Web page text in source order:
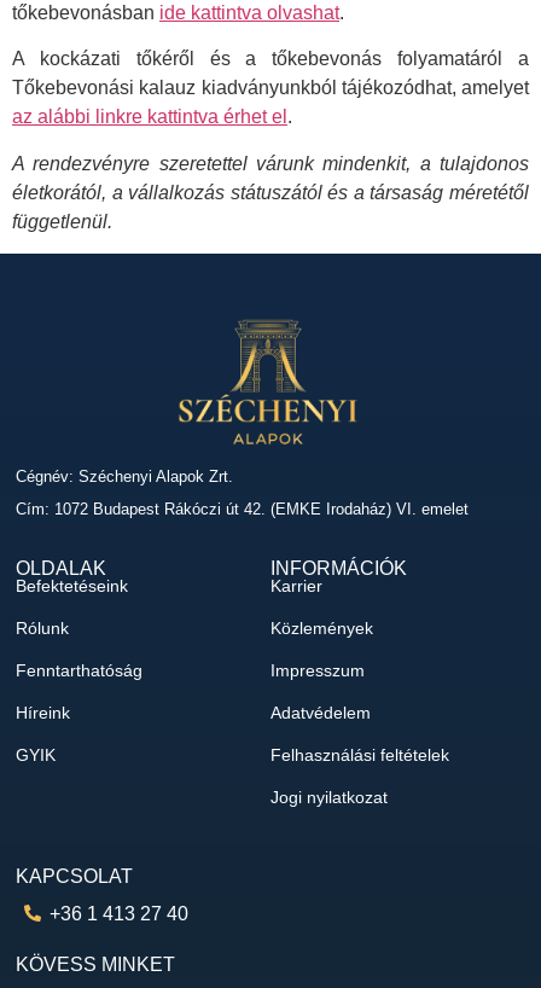
tőkebevonásban ide kattintva olvashat.
A kockázati tőkéről és a tőkebevonás folyamatáról a
Tőkebevonási kalauz kiadványunkból tájékozódhat, amelyet
az alábbi linkre kattintva érhet el .
A rendezvényre szeretettel várunk mindenkit, a tulajdonos
életkorától, a vállalkozás státuszától és a társaság méretétől
függetlenül.
Cégnév: Széchenyi Alapok Zrt.
Cím: 1072 Budapest Rákóczi út 42. (EMKE Irodaház) VI. emelet
OLDALAK
Befektetéseink
Rólunk
Fenntarthatóság
Híreink
GYIK
INFORMÁCIÓK
Karrier
Közlemények
Impresszum
Adatvédelem
Felhasználási feltételek
Jogi nyilatkozat
KAPCSOLAT
+36 1 413 27 40
KÖVESS MINKET